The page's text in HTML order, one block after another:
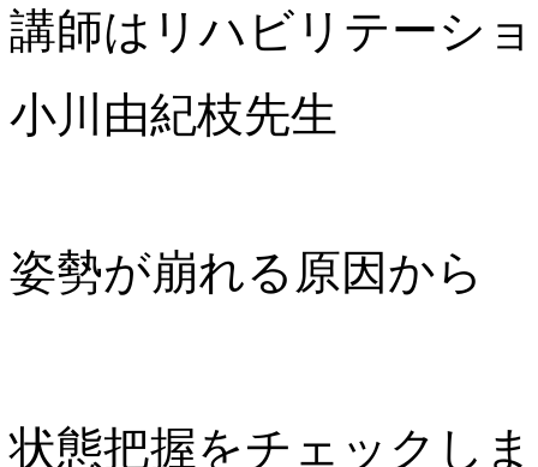
講師はリハビリテーシ
小川由紀枝先生
姿勢が崩れる原因から
状態把握をチェックし